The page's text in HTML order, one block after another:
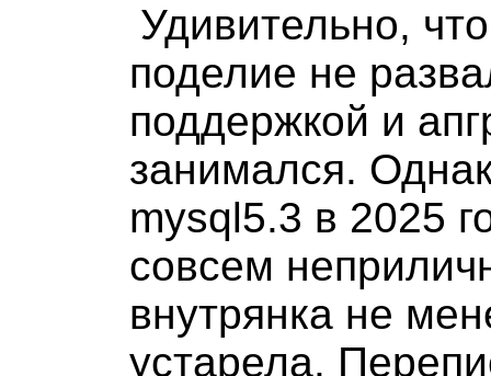
Удивительно,
поделие не
поддержкой и
занимался.
mysql5.3 в 2025
совсем
внутрянка не
устарела.